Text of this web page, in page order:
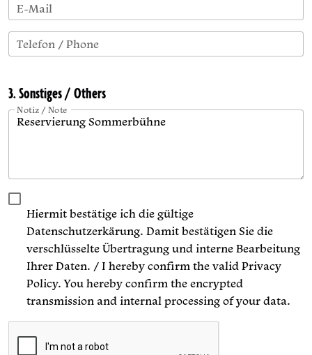
E-Mail
Telefon / Phone
3. Sonstiges / Others
Notiz / Note
Hiermit bestätige ich die gültige
Datenschutzerkärung. Damit bestätigen Sie die
verschlüsselte Übertragung und interne Bearbeitung
Ihrer Daten. / I hereby confirm the valid Privacy
Policy. You hereby confirm the encrypted
transmission and internal processing of your data.